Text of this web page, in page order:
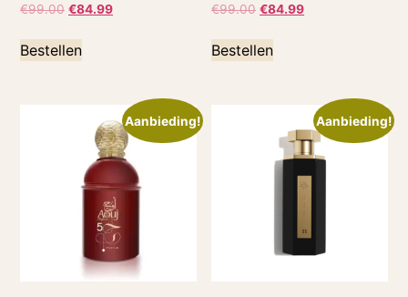
€99.00 €84.99
Bestellen
€99.00 €84.99
Bestellen
Aanbieding! Aanbieding!